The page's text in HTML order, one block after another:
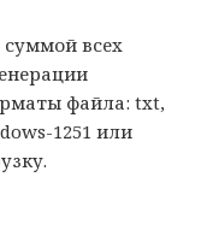
всех
файла: txt,
1251 или